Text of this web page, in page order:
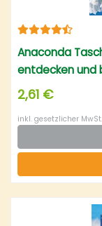
Anaconda
entdecken und
2,61 €
inkl. gesetzlicher MwSt.